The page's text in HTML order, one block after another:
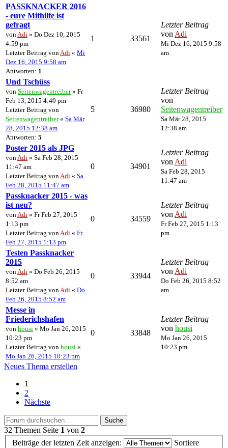
PASSKNACKER 2016
- eure Mithilfe ist
gefragt
von Adi » Do Dez 10, 2015
4:59 pm
Letzter Beitrag von Adi « Mi
Dez 16, 2015 9:58 am
Antworten: 1
1 33561
Letzter Beitrag
von Adi
Mi Dez 16, 2015 9:58
am
Und Tschüss
von Seitenwagentreiber» Fr
Feb 13, 2015 4:40 pm
Letzter Beitrag von
Seitenwagentreiber« Sa Mär
28, 2015 12:38 am
Antworten: 5
5 36980
Letzter Beitrag
von
Seitenwagentreiber
Sa Mär 28, 2015
12:38 am
Poster 2015 als JPG
von Adi » Sa Feb 28, 2015
11:47 am
Letzter Beitrag von Adi « Sa
Feb 28, 2015 11:47 am
0 34901
Letzter Beitrag
von Adi
Sa Feb 28, 2015
11:47 am
Passknacker 2015 - was
ist neu?
von Adi » Fr Feb 27, 2015
1:13 pm
Letzter Beitrag von Adi « Fr
Feb 27, 2015 1:13 pm
0 34559
Letzter Beitrag
von Adi
Fr Feb 27, 2015 1:13
pm
Testen Passknacker
2015
von Adi » Do Feb 26, 2015
8:52 am
Letzter Beitrag von Adi « Do
Feb 26, 2015 8:52 am
0 33944
Letzter Beitrag
von Adi
Do Feb 26, 2015 8:52
am
Messe in
Friederichshafen
von housi » Mo Jan 26, 2015
10:23 pm
Letzter Beitrag von housi «
Mo Jan 26, 2015 10:23 pm
0 33848
Letzter Beitrag
von housi
Mo Jan 26, 2015
10:23 pm
Neues Thema erstellen
1
2
Nächste
Suche
32 Themen Seite 1 von 2
Beiträge der letzten Zeit anzeigen:
Sortiere